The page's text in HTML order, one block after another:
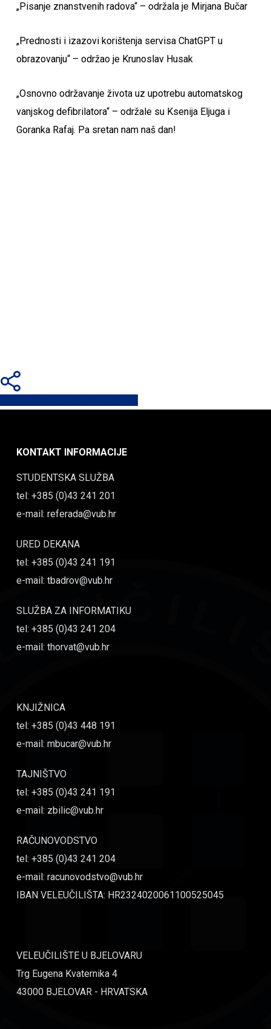
„Pisanje znanstvenih radova“ – održala je Mirjana Bučar
„Prednosti i izazovi korištenja servisa ChatGPT u
obrazovanju“ – održao je Krunoslav Husak
„Osnovno održavanje života uz upotrebu automatskog
vanjskog defibrilatora“ – održale su Ksenija Eljuga i
Goranka Rafaj. Pa sretan nam naš dan!
Share
KONTAKT INFORMACIJE
STUDENTSKA SLUŽBA
tel: +385 (0)43 241 201
e-mail: referada@vub.hr
URED DEKANA
tel: +385 (0)43 241 191
e-mail: tbadrov@vub.hr
SLUŽBA ZA INFORMATIKU
tel: +385 (0)43 241 204
e-mail: thorvat@vub.hr
KNJIŽNICA
tel: +385 (0)43 448 191
e-mail: mbucar@vub.hr
TAJNIŠTVO
tel: +385 (0)43 241 191
e-mail: zbilic@vub.hr
RAČUNOVODSTVO
tel: +385 (0)43 241 204
e-mail: racunovodstvo@vub.hr
IBAN VELEUČILIŠTA: HR2324020061100525045
VELEUČILIŠTE U BJELOVARU
Trg Eugena Kvaternika 4
43000 BJELOVAR - HRVATSKA